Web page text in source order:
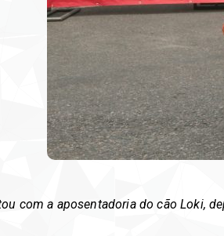
com a aposentadoria do cão Loki,